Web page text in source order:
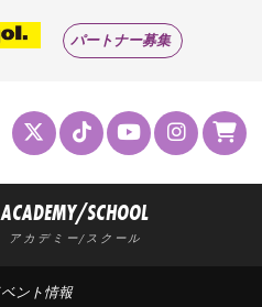
パートナー募集
ACADEMY/SCHOOL
アカデミー/スクール
ント情報